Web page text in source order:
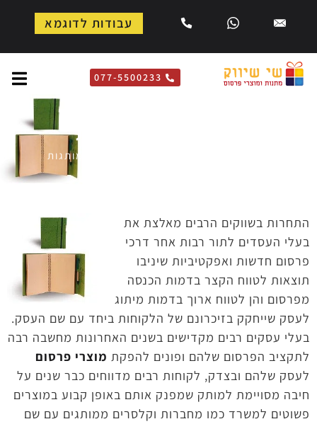
עבודות לדוגמא
077-5500233
מחברות ממותגות
מחברות ממותגות
התחרות בשווקים הרבים מאלצת את
בעלי העסדים לתור רבות אחר דרכי
פרסום חדשות ואפקטיביות שיניבו
תוצאות לטווח הקצר בדמות הכנסה
מפרסום והן לטווח ארוך בדמות מיתוג
לעסק שייחקק בזיכרונם של הלקוחות ביחד עם שם העסק.
בעלי עסקים רבים מקדישים בשנים האחרונות מחשבה רבה
לתקציב הפרסום שלהם ופונים להפקת מוצרי פרסום
לעסק שלהם ובצדק, לקוחות רבים מדווחים כבר שנים על
חיבה מסויימת למותק שמפנק אותם באופן קבוע במוצרים
פשוטים למשרד כמו מחברות וקלסרים ממותגים עם שם